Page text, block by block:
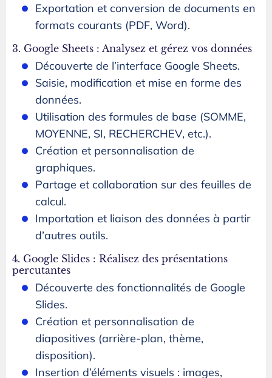
Exportation et conversion de documents en
formats courants (PDF, Word).
3. Google Sheets : Analysez et gérez vos données
Découverte de l’interface Google Sheets.
Saisie, modification et mise en forme des
données.
Utilisation des formules de base (SOMME,
MOYENNE, SI, RECHERCHEV, etc.).
Création et personnalisation de
graphiques.
Partage et collaboration sur des feuilles de
calcul.
Importation et liaison des données à partir
d’autres outils.
4. Google Slides : Réalisez des présentations
percutantes
Découverte des fonctionnalités de Google
Slides.
Création et personnalisation de
diapositives (arrière-plan, thème,
disposition).
Insertion d’éléments visuels : images,